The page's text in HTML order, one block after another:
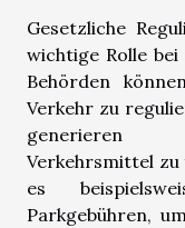
Gesetzliche
wichtige Rolle
Behörden
Verkehr zu
generieren
Verkehrsmittel
es
Parkgebühren,